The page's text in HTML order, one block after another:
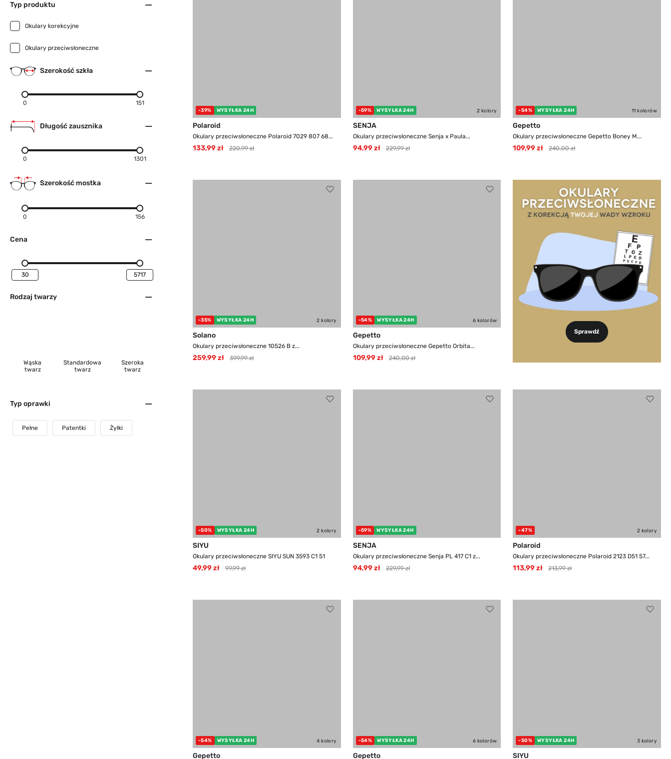
Typ produktu
Okulary korekcyjne
Okulary przeciwsłoneczne
Szerokość szkła
0 151
Długość zausznika
0 1301
Szerokość mostka
0 156
Cena
Rodzaj twarzy
Wąska
twarz
Standardowa
twarz
Szeroka
twarz
Typ oprawki
Pełne Patentki Żyłki
-39% WYSYŁKA 24H
Polaroid
Okulary przeciwsłoneczne Polaroid 7029 807 68...
133,99 zł 220,99 zł
-59% WYSYŁKA 24H 2 kolory
SENJA
Okulary przeciwsłoneczne Senja x Paula...
94,99 zł 229,99 zł
-54% WYSYŁKA 24H 11 kolorów
Gepetto
Okulary przeciwsłoneczne Gepetto Boney M...
109,99 zł 240,00 zł
-35% WYSYŁKA 24H 2 kolory
Solano
Okulary przeciwsłoneczne 10526 B z...
259,99 zł 399,99 zł
-54% WYSYŁKA 24H 6 kolorów
Gepetto
Okulary przeciwsłoneczne Gepetto Orbita...
109,99 zł 240,00 zł
Sprawdź
-50% WYSYŁKA 24H 2 kolory
SIYU
Okulary przeciwsłoneczne SIYU SUN 3593 C1 51
49,99 zł 99,99 zł
-59% WYSYŁKA 24H
SENJA
Okulary przeciwsłoneczne Senja PL 417 C1 z...
94,99 zł 229,99 zł
-47% 2 kolory
Polaroid
Okulary przeciwsłoneczne Polaroid 2123 D51 57...
113,99 zł 213,99 zł
-54% WYSYŁKA 24H 4 kolory
Gepetto
-54% WYSYŁKA 24H 6 kolorów
Gepetto
-50% WYSYŁKA 24H 3 kolory
SIYU